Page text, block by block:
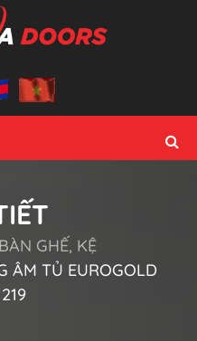
BÀN GHẾ, KỆ
ÂM TỦ EUROGOLD